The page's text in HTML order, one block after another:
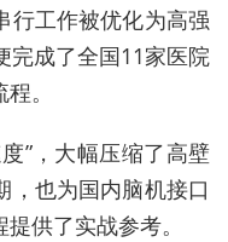
行工作被优化为高强
完成了全国11家医院
。
”，大幅压缩了高壁
，也为国内脑机接口
供了实战参考。